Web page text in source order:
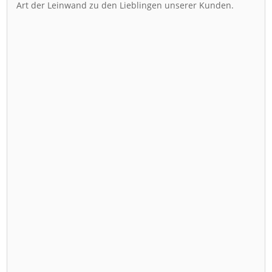
Art der Leinwand zu den Lieblingen unserer Kunden.